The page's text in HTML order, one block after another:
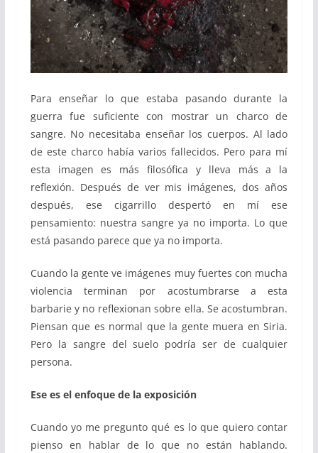
Para enseñar lo que estaba pasando durante la
guerra fue suficiente con mostrar un charco de
sangre. No necesitaba enseñar los cuerpos. Al lado
de este charco había varios fallecidos. Pero para mí
esta imagen es más filosófica y lleva más a la
reflexión. Después de ver mis imágenes, dos años
después, ese cigarrillo despertó en mí ese
pensamiento: nuestra sangre ya no importa. Lo que
está pasando parece que ya no importa.
Cuando la gente ve imágenes muy fuertes con mucha
violencia terminan por acostumbrarse a esta
barbarie y no reflexionan sobre ella. Se acostumbran.
Piensan que es normal que la gente muera en Siria.
Pero la sangre del suelo podría ser de cualquier
persona.
Ese es el enfoque de la exposición
Cuando yo me pregunto qué es lo que quiero contar
pienso en hablar de lo que no están hablando.